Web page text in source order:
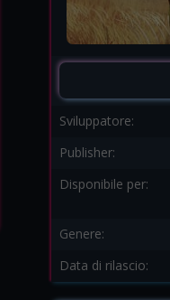
Sviluppatore:
Publisher:
Disponibile per:
Genere:
Data di rilascio: